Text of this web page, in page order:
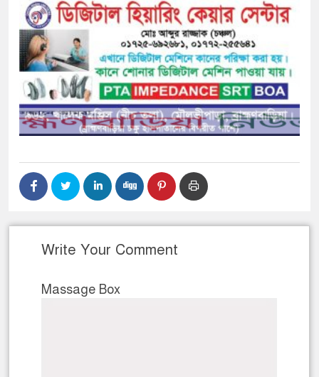
Write Your Comment
Massage Box